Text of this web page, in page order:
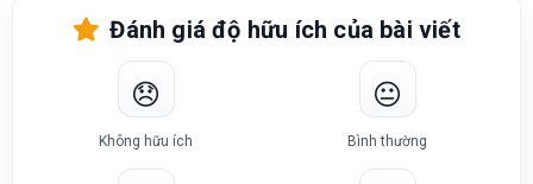
Đánh giá độ hữu ích của bài viết
😞
Không hữu ích
😐
Bình thường